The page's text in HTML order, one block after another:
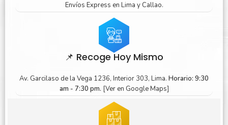
Envíos Express en Lima y Callao.
📌 Recoge Hoy Mismo
Av. Garcilaso de la Vega 1236, Interior 303, Lima. Horario: 9:30
am - 7:30 pm. [Ver en Google Maps]